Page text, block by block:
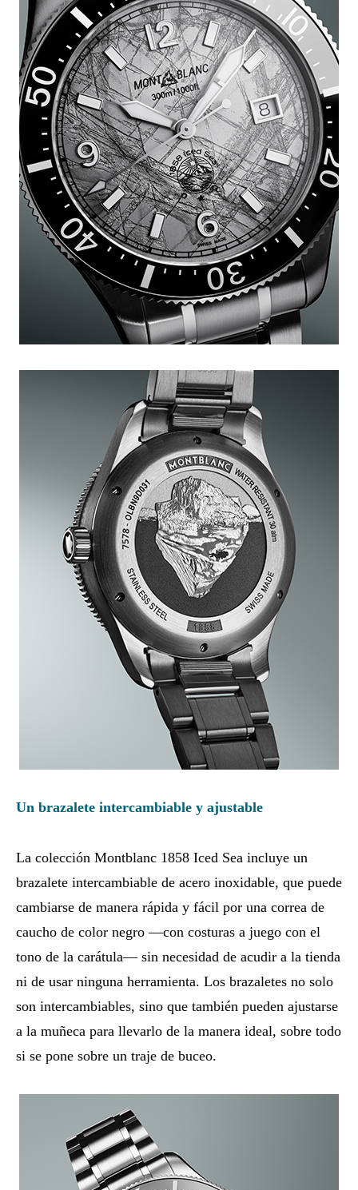
Un brazalete intercambiable y ajustable
La colección Montblanc 1858 Iced Sea incluye un
brazalete intercambiable de acero inoxidable, que puede
cambiarse de manera rápida y fácil por una correa de
caucho de color negro —con costuras a juego con el
tono de la carátula— sin necesidad de acudir a la tienda
ni de usar ninguna herramienta. Los brazaletes no solo
son intercambiables, sino que también pueden ajustarse
a la muñeca para llevarlo de la manera ideal, sobre todo
si se pone sobre un traje de buceo.